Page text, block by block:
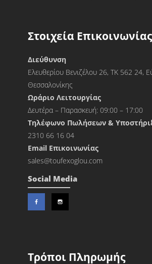
Στοιχεία Επικοινωνίας
Διεύθυνση
Ελευθερίου Βενιζέλου 26, ΤΚ 562 24,
Θεσσαλονίκης
Ωράριο Λειτουργίας
Δευτέρα – Παρασκευή: 09:00 – 17:00
Τηλέφωνο Πωλήσεων &
2310 66 16 04
Εmail Επικοινωνίας
sales@toufexoglou.com
Social Media
Τρόποι Πληρωμής